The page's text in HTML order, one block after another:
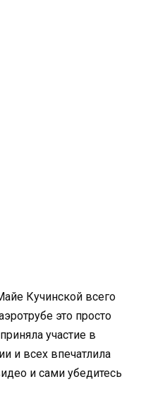
Кучинской всего
это просто
участие в
и всех впечатлила
и сами убедитесь